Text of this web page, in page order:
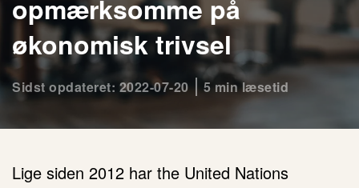
opmærksomme på
økonomisk trivsel
Sidst opdateret: 2022-07-20 5 min læsetid
Lige siden 2012 har the United Nations